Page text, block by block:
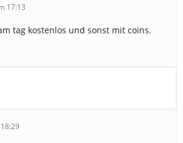
17:13
tag kostenlos und sonst mit coins.